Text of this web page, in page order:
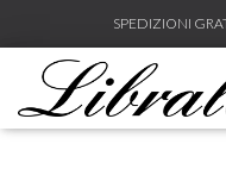
SPEDIZIONI